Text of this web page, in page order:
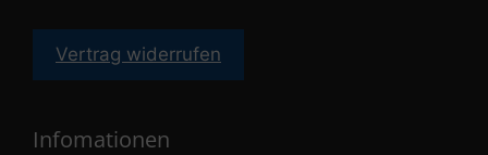
Vertrag widerrufen
Infomationen